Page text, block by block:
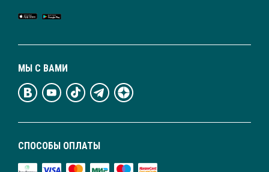
СПОСОБЫ ОПЛАТЫ
МЫ С ВАМИ